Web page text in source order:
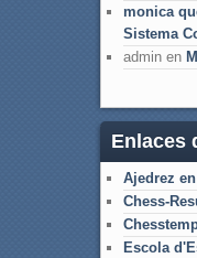
monica
Sistema
adminen
Enlaces
Ajedrez
Chess-
Escola